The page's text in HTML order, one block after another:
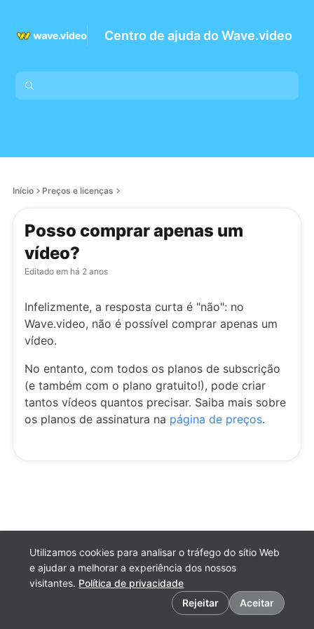
Centro de ajuda do Wave.video
Utilizamos cookies para analisar o tráfego do sítio Web
e ajudar a melhorar a experiência dos nossos
visitantes. Política de privacidade
Rejeitar
Aceitar
Início Preços e licenças
Posso comprar apenas um
vídeo?
Editado em há 2 anos
Infelizmente, a resposta curta é "não": no
Wave.video, não é possível comprar apenas um
vídeo.
No entanto, com todos os planos de subscrição
(e também com o plano gratuito!), pode criar
tantos vídeos quantos precisar. Saiba mais sobre
os planos de assinatura na página de preços.
Preferências de cookies